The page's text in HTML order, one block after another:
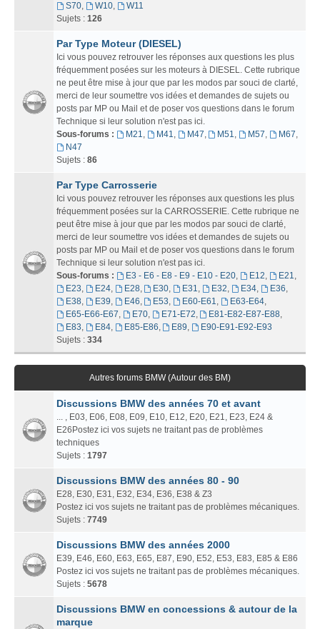
S70, W10,
W11
Sujets : 126
Par Type Moteur (DIESEL)
Ici vous pouvez retrouver les réponses aux questions les plus
fréquemment posées sur les moteurs à DIESEL. Cette rubrique
ne peut être mise à jour que par les modos par souci de clarté,
merci de leur soumettre vos idées et demandes de sujets ou
posts par MP ou Mail et de poser vos questions dans le forum
Technique si leur solution n'est pas ici.
Sous-forums :
M21, M41, M47, M51, M57, M67,
N47
Sujets : 86
Par Type Carrosserie
Ici vous pouvez retrouver les réponses aux questions les plus
fréquemment posées sur la CARROSSERIE. Cette rubrique ne
peut être mise à jour que par les modos par souci de clarté,
merci de leur soumettre vos idées et demandes de sujets ou
posts par MP ou Mail et de poser vos questions dans le forum
Technique si leur solution n'est pas ici.
Sous-forums :
E3 - E6 - E8 - E9 - E10 - E20, E12, E21,
E23, E24, E28, E30, E31, E32, E34, E36,
E38, E39, E46, E53, E60-E61, E63-E64,
E65-E66-E67, E70, E71-E72, E81-E82-E87-E88,
E83, E84, E85-E86, E89,
E90-E91-E92-E93
Sujets : 334
Autres forums BMW (Autour des BM)
Discussions BMW des années 70 et avant
... , E03, E06, E08, E09, E10, E12, E20, E21, E23, E24 &
E26Postez ici vos sujets ne traitant pas de problèmes
techniques
Sujets : 1797
Discussions BMW des années 80 - 90
E28, E30, E31, E32, E34, E36, E38 & Z3
Postez ici vos sujets ne traitant pas de problèmes mécaniques.
Sujets : 7749
Discussions BMW des années 2000
E39, E46, E60, E63, E65, E87, E90, E52, E53, E83, E85 & E86
Postez ici vos sujets ne traitant pas de problèmes mécaniques.
Sujets : 5678
Discussions BMW en concessions & autour de la
marque